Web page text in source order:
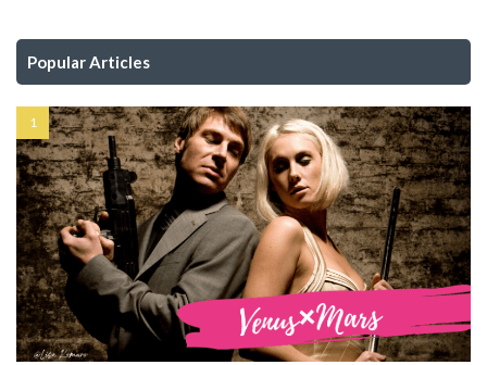
Popular Articles